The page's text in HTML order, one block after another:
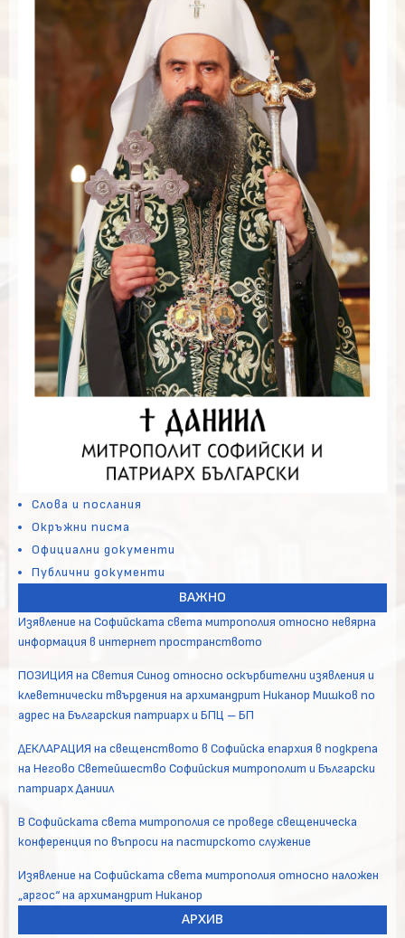
Слова и послания
Окръжни писма
Официални документи
Публични документи
ВАЖНО
Изявление на Софийската света митрополия относно невярна
информация в интернет пространството
ПОЗИЦИЯ на Светия Синод относно оскърбителни изявления и
клеветнически твърдения на архимандрит Никанор Мишков по
адрес на Българския патриарх и БПЦ – БП
ДЕКЛАРАЦИЯ на свещенството в Софийска епархия в подкрепа
на Негово Светейшество Софийския митрополит и Български
патриарх Даниил
В Софийската света митрополия се проведе свещеническа
конференция по въпроси на пастирското служение
Изявление на Софийската света митрополия относно наложен
„аргос“ на архимандрит Никанор
АРХИВ